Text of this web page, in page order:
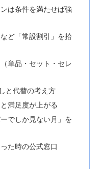
は条件を満たせば強
ど「常設割引」を拾
単品・セット・セレ
と代替の考え方
満足度が上がる
でしか見ない月」を
た時の公式窓口